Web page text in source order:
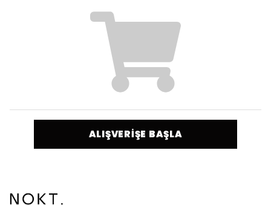
ALIŞVERİŞE BAŞLA